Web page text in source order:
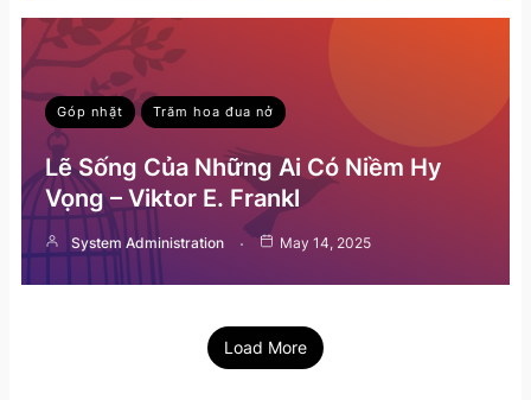
Góp nhặt Trăm hoa đua nở
Lẽ Sống Của Những Ai Có Niềm Hy
Vọng – Viktor E. Frankl
System Administration May 14, 2025
Load More